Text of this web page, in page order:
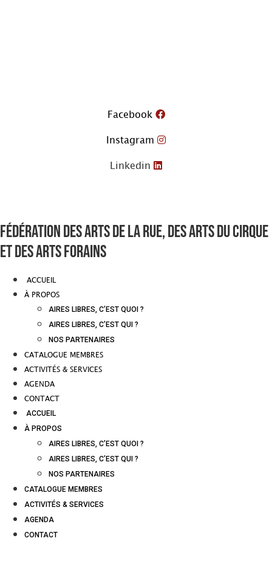
Facebook
Instagram
Linkedin
Fédération des arts de la rue, des arts du cirque
et des arts forains
ACCUEIL
À PROPOS
AIRES LIBRES, C’EST QUOI ?
AIRES LIBRES, C’EST QUI ?
NOS PARTENAIRES
CATALOGUE MEMBRES
ACTIVITÉS & SERVICES
AGENDA
CONTACT
ACCUEIL
À PROPOS
AIRES LIBRES, C’EST QUOI ?
AIRES LIBRES, C’EST QUI ?
NOS PARTENAIRES
CATALOGUE MEMBRES
ACTIVITÉS & SERVICES
AGENDA
CONTACT